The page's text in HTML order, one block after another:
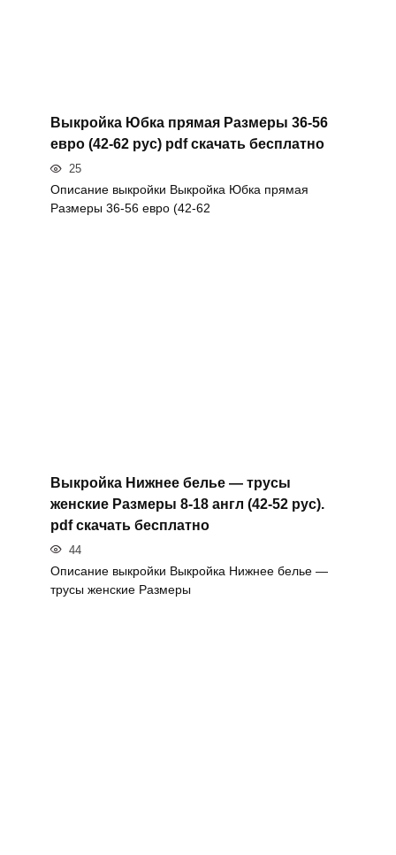
Выкройка Юбка прямая Размеры 36-56
евро (42-62 рус) pdf скачать бесплатно
25
Описание выкройки Выкройка Юбка прямая
Размеры 36-56 евро (42-62
Выкройка Нижнее белье — трусы
женские Размеры 8-18 англ (42-52 рус).
pdf скачать бесплатно
44
Описание выкройки Выкройка Нижнее белье —
трусы женские Размеры